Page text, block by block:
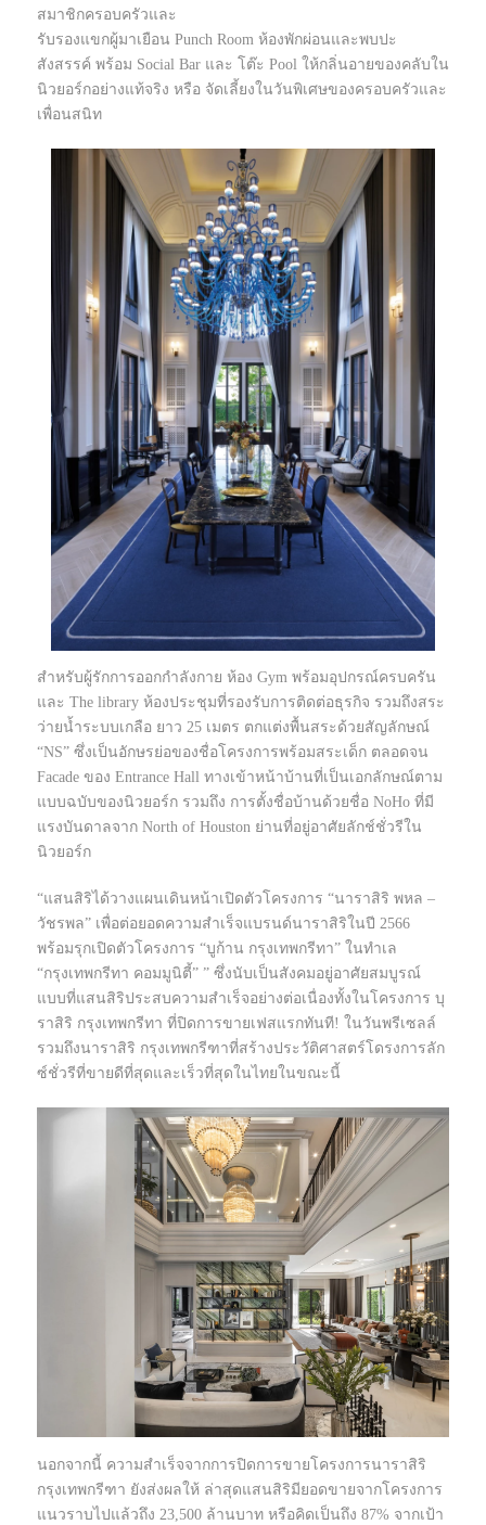
สมาชิกครอบครัวและ
รับรองแขกผู้มาเยือน Punch Room ห้องพักผ่อนและพบปะ
สังสรรค์ พร้อม Social Bar และ โต๊ะ Pool ให้กลิ่นอายของคลับใน
นิวยอร์กอย่างแท้จริง หรือ จัดเลี้ยงในวันพิเศษของครอบครัวและ
เพื่อนสนิท
สำหรับผู้รักการออกกำลังกาย ห้อง Gym พร้อมอุปกรณ์ครบครัน
และ The library ห้องประชุมที่รองรับการติดต่อธุรกิจ รวมถึงสระ
ว่ายน้ำระบบเกลือ ยาว 25 เมตร ตกแต่งพื้นสระด้วยสัญลักษณ์
“NS” ซึ่งเป็นอักษรย่อของชื่อโครงการพร้อมสระเด็ก ตลอดจน
Facade ของ Entrance Hall ทางเข้าหน้าบ้านที่เป็นเอกลักษณ์ตาม
แบบฉบับของนิวยอร์ก รวมถึง การตั้งชื่อบ้านด้วยชื่อ NoHo ที่มี
แรงบันดาลจาก North of Houston ย่านที่อยู่อาศัยลักช์ชั่วรีใน
นิวยอร์ก
“แสนสิริได้วางแผนเดินหน้าเปิดตัวโครงการ “นาราสิริ พหล –
วัชรพล” เพื่อต่อยอดความสำเร็จแบรนด์นาราสิริในปี 2566
พร้อมรุกเปิดตัวโครงการ “บูก้าน กรุงเทพกรีทา” ในทำเล
“กรุงเทพกรีทา คอมมูนิตี้” ” ซึ่งนับเป็นสังคมอยู่อาศัยสมบูรณ์
แบบที่แสนสิริประสบความสำเร็จอย่างต่อเนื่องทั้งในโครงการ บุ
ราสิริ กรุงเทพกรีทา ที่ปิดการขายเฟสแรกทันที! ในวันพรีเซลล์
รวมถึงนาราสิริ กรุงเทพกรีฑาที่สร้างประวัติศาสตร์โดรงการลัก
ซ์ชั่วรีที่ขายดีที่สุดและเร็วที่สุดในไทยในขณะนี้
นอกจากนี้ ความสำเร็จจากการปิดการขายโครงการนาราสิริ
กรุงเทพกรีฑา ยังส่งผลให้ ล่าสุดแสนสิริมียอดขายจากโครงการ
แนวราบไปแล้วถึง 23,500 ล้านบาท หรือคิดเป็นถึง 87% จากเป้า